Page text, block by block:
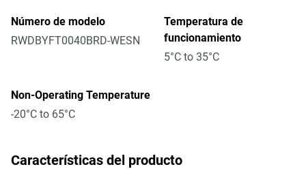
Número de modelo
RWDBYFT0040BRD-WESN
Temperatura de
funcionamiento
5°C to 35°C
Non-Operating Temperature
-20°C to 65°C
Características del producto